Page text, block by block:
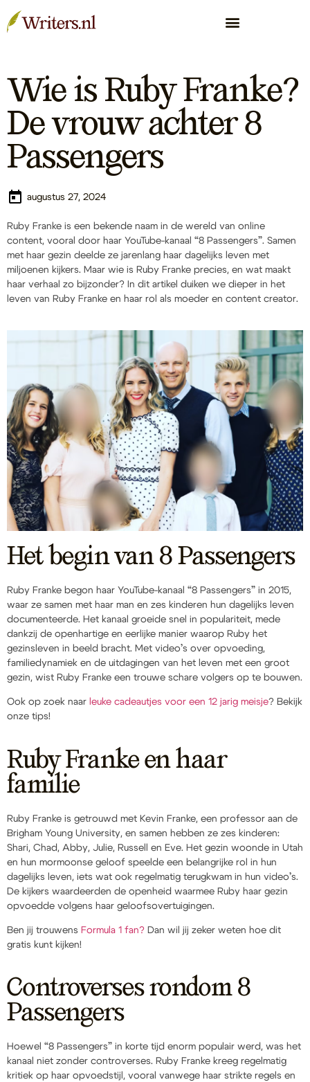
Wie is Ruby Franke?
De vrouw achter 8
Passengers
augustus 27, 2024
Ruby Franke is een bekende naam in de wereld van online
content, vooral door haar YouTube-kanaal “8 Passengers”. Samen
met haar gezin deelde ze jarenlang haar dagelijks leven met
miljoenen kijkers. Maar wie is Ruby Franke precies, en wat maakt
haar verhaal zo bijzonder? In dit artikel duiken we dieper in het
leven van Ruby Franke en haar rol als moeder en content creator.
Het begin van 8 Passengers
Ruby Franke begon haar YouTube-kanaal “8 Passengers” in 2015,
waar ze samen met haar man en zes kinderen hun dagelijks leven
documenteerde. Het kanaal groeide snel in populariteit, mede
dankzij de openhartige en eerlijke manier waarop Ruby het
gezinsleven in beeld bracht. Met video’s over opvoeding,
familiedynamiek en de uitdagingen van het leven met een groot
gezin, wist Ruby Franke een trouwe schare volgers op te bouwen.
Ook op zoek naar leuke cadeautjes voor een 12 jarig meisje? Bekijk
onze tips!
Ruby Franke en haar
familie
Ruby Franke is getrouwd met Kevin Franke, een professor aan de
Brigham Young University, en samen hebben ze zes kinderen:
Shari, Chad, Abby, Julie, Russell en Eve. Het gezin woonde in Utah
en hun mormoonse geloof speelde een belangrijke rol in hun
dagelijks leven, iets wat ook regelmatig terugkwam in hun video’s.
De kijkers waardeerden de openheid waarmee Ruby haar gezin
opvoedde volgens haar geloofsovertuigingen.
Ben jij trouwens Formula 1 fan? Dan wil jij zeker weten hoe dit
gratis kunt kijken!
Controverses rondom 8
Passengers
Hoewel “8 Passengers” in korte tijd enorm populair werd, was het
kanaal niet zonder controverses. Ruby Franke kreeg regelmatig
kritiek op haar opvoedstijl, vooral vanwege haar strikte regels en